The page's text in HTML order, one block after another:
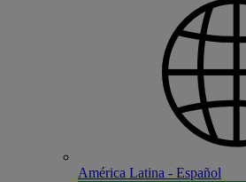
América Latina - Español